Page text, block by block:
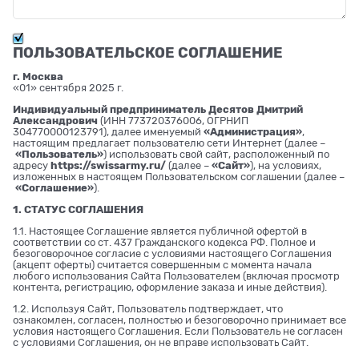
ПОЛЬЗОВАТЕЛЬСКОЕ СОГЛАШЕНИЕ
г. Москва
«01» сентября 2025 г.
Индивидуальный предприниматель Десятов Дмитрий
Александрович (ИНН 773720376006, ОГРНИП
304770000123791), далее именуемый «Администрация»,
настоящим предлагает пользователю сети Интернет (далее –
«Пользователь») использовать свой сайт, расположенный по
адресу https://swissarmy.ru/ (далее – «Сайт»), на условиях,
изложенных в настоящем Пользовательском соглашении (далее –
«Соглашение»).
1. СТАТУС СОГЛАШЕНИЯ
1.1. Настоящее Соглашение является публичной офертой в
соответствии со ст. 437 Гражданского кодекса РФ. Полное и
безоговорочное согласие с условиями настоящего Соглашения
(акцепт оферты) считается совершенным с момента начала
любого использования Сайта Пользователем (включая просмотр
контента, регистрацию, оформление заказа и иные действия).
1.2. Используя Сайт, Пользователь подтверждает, что
ознакомлен, согласен, полностью и безоговорочно принимает все
условия настоящего Соглашения. Если Пользователь не согласен
с условиями Соглашения, он не вправе использовать Сайт.